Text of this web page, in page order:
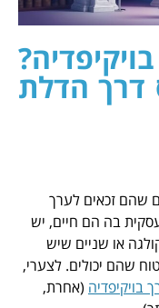
דרך הדלת
שהם זכאים לערך
בה הם חיים, יש
או שניים שיש
שהם יכולים. לצערי,
בויקיפדיה (אחרת,